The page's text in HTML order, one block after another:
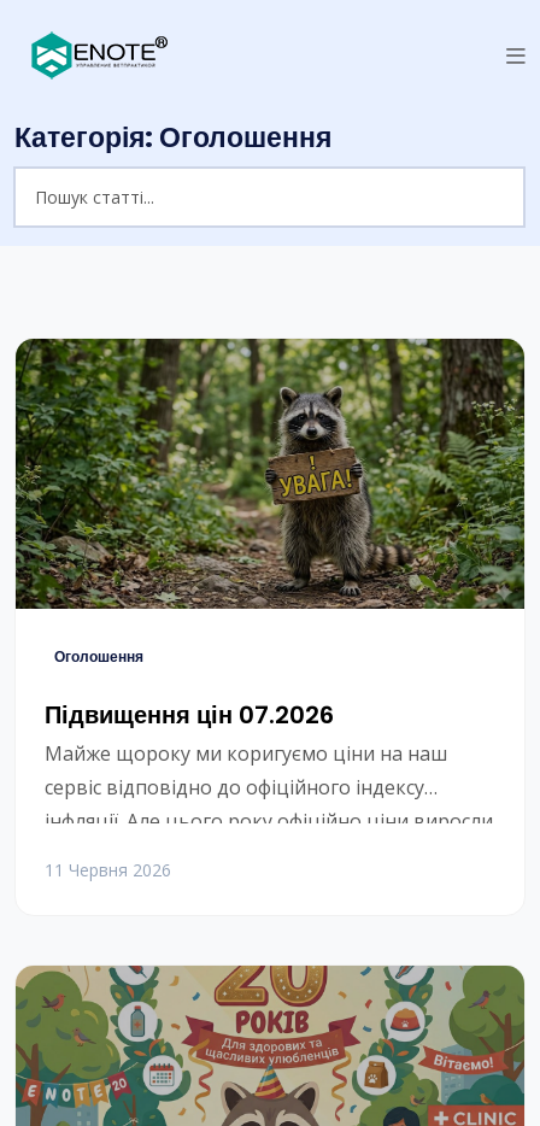
Категорія: Оголошення
Оголошення
Підвищення цін 07.2026
Майже щороку ми коригуємо ціни на наш
сервіс відповідно до офіційного індексу
інфляції. Але цього року офіційно ціни виросли
смішно.Також нам повідомили що є якісь рухи
20%.2. Якщо буде суттєве підняття […]
11 Червня 2026